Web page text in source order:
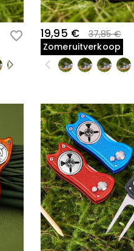
19,95 €
37,85 €
Zomeruitverkoop